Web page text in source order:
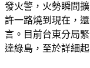
發火警，火勢瞬間
許一路燒到現在，
言。目前台東分局
達綠島，至於詳細